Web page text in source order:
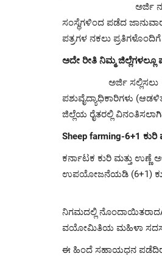
ಅರ್ಜಿ
ಸಂಸ್ಥೆಗಳಿಂದ ಪಡೆದ
ಪತ್ರಗಳ ನಕಲು
ಅದೇ ರೀತಿ ನಿಮ್ಮ
ಅರ್ಜಿ ಸಲ್ಲಿಸಲು
ಪಶುವೈದ್ಯಾಧಿಕಾರಿಗಳು
ಜಿಲ್ಲೆಯ ರೈತರಲ್ಲಿ
Sheep farming-6+1
ಕರ್ನಾಟಕ ಕುರಿ ಮತ್ತು
ಉಪಯೋಜನೆಯಡಿ (6+1)
ನಿಗಮದಲ್ಲಿ
ವಯೋಮಿತಿಯ ಮಹಿಳಾ ಸದಸ್ಯರು
ಈ ಹಿಂದೆ ಸಹಾಯಧನ